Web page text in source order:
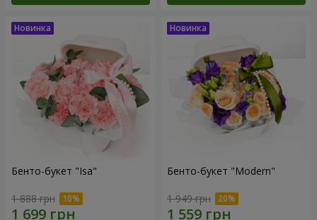
Бенто-букет "Isa"
1 888 грн
Бенто-букет "Modern"
1 949 грн